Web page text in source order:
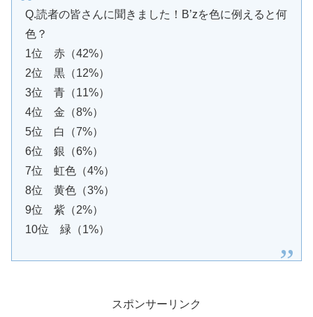
Q.読者の皆さんに聞きました！B’zを色に例えると何
色？
1位 赤（42%）
2位 黒（12%）
3位 青（11%）
4位 金（8%）
5位 白（7%）
6位 銀（6%）
7位 虹色（4%）
8位 黄色（3%）
9位 紫（2%）
10位 緑（1%）
スポンサーリンク